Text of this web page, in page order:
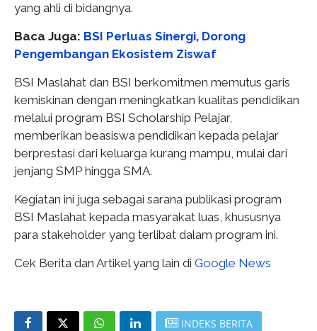
yang ahli di bidangnya.
Baca Juga: BSI Perluas Sinergi, Dorong
Pengembangan Ekosistem Ziswaf
BSI Maslahat dan BSI berkomitmen memutus garis
kemiskinan dengan meningkatkan kualitas pendidikan
melalui program BSI Scholarship Pelajar,
memberikan beasiswa pendidikan kepada pelajar
berprestasi dari keluarga kurang mampu, mulai dari
jenjang SMP hingga SMA.
Kegiatan ini juga sebagai sarana publikasi program
BSI Maslahat kepada masyarakat luas, khususnya
para stakeholder yang terlibat dalam program ini.
Cek Berita dan Artikel yang lain di Google News
INDEKS BERITA